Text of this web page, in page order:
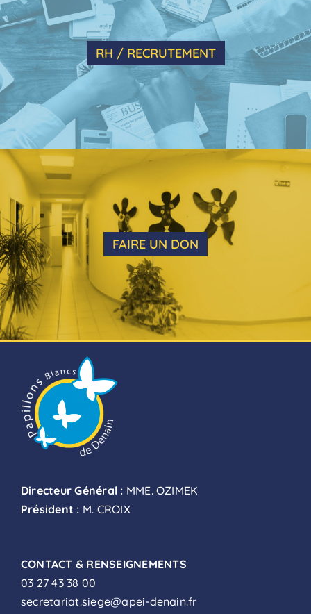
RH / RECRUTEMENT
FAIRE UN DON
Directeur Général : MME. OZIMEK
Président : M. CROIX
CONTACT & RENSEIGNEMENTS
03 27 43 38 00
secretariat.siege@apei-denain.fr